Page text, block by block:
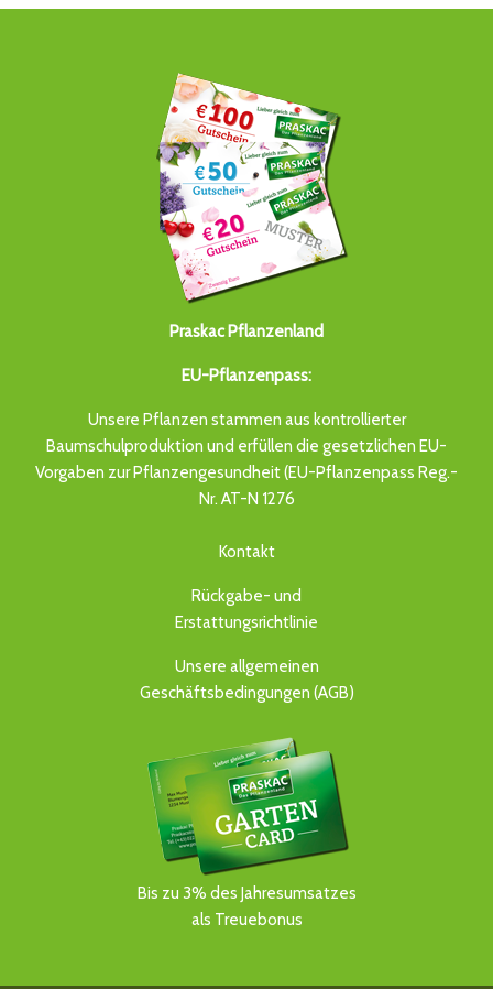
Praskac Pflanzenland
EU-Pflanzenpass:
Unsere Pflanzen stammen aus kontrollierter
Baumschulproduktion und erfüllen die gesetzlichen EU-
Vorgaben zur Pflanzengesundheit (EU-Pflanzenpass Reg.-
Nr. AT-N 1276
Kontakt
Rückgabe- und
Erstattungsrichtlinie
Unsere allgemeinen
Geschäftsbedingungen (AGB)
Bis zu 3% des Jahresumsatzes
als Treuebonus